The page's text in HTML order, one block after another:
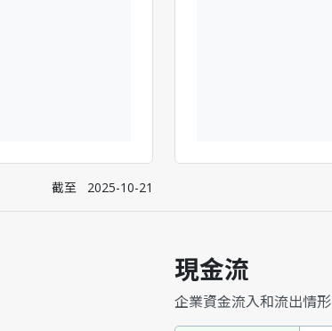
截至 2025-10-21
現金流
企業資金流入和流出情形